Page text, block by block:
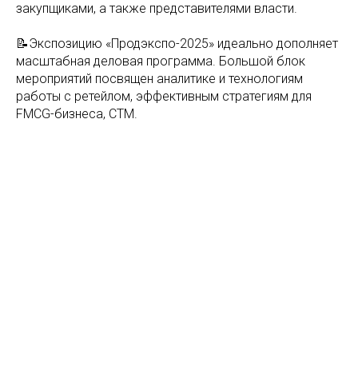
закупщиками, а также представителями власти.
📝Экспозицию «Продэкспо-2025» идеально дополняет
масштабная деловая программа. Большой блок
мероприятий посвящен аналитике и технологиям
работы с ретейлом, эффективным стратегиям для
FMCG-бизнеса, СТМ.